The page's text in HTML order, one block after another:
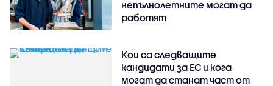
непълнолетните могат да
работят
Кои са следващите
кандидати за ЕС и кога
могат да станат част от